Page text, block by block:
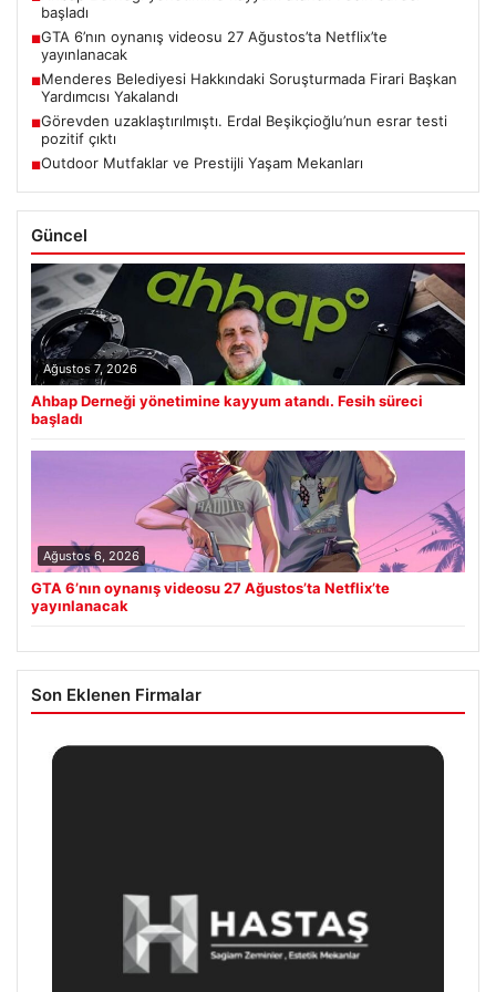
başladı
■GTA 6’nın oynanış videosu 27 Ağustos’ta Netflix’te
yayınlanacak
■Menderes Belediyesi Hakkındaki Soruşturmada Firari Başkan
Yardımcısı Yakalandı
■Görevden uzaklaştırılmıştı. Erdal Beşikçioğlu’nun esrar testi
pozitif çıktı
■Outdoor Mutfaklar ve Prestijli Yaşam Mekanları
Güncel
Ağustos 7, 2026
Ahbap Derneği yönetimine kayyum atandı. Fesih süreci
başladı
Ağustos 6, 2026
GTA 6’nın oynanış videosu 27 Ağustos’ta Netflix’te
yayınlanacak
Son Eklenen Firmalar